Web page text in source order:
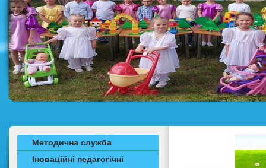
Методична служба
Іноваційні педагогічні